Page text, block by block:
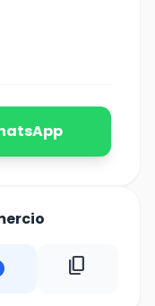
content_copy